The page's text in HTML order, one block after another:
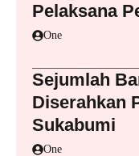
Pelaksana
One
Sejumlah
Diserahkan
Sukabumi
One